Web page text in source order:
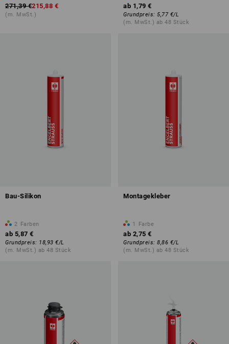
271,39 €215,88 €
(m. MwSt.)
ab 1,79 €
Grundpreis: 5,77 €/L
(m. MwSt.) ab 48 Stück
Bau-Silikon
2 Farben
ab 5,87 €
Grundpreis: 18,93 €/L
(m. MwSt.) ab 48 Stück
Montagekleber
1 Farbe
ab 2,75 €
Grundpreis: 8,86 €/L
(m. MwSt.) ab 48 Stück